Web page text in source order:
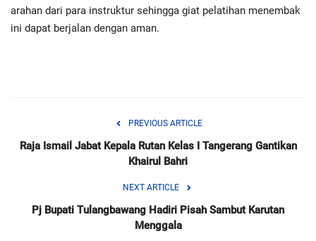
arahan dari para instruktur sehingga giat pelatihan menembak
ini dapat berjalan dengan aman.
PREVIOUS ARTICLE
Raja Ismail Jabat Kepala Rutan Kelas I Tangerang Gantikan
Khairul Bahri
NEXT ARTICLE
Pj Bupati Tulangbawang Hadiri Pisah Sambut Karutan
Menggala